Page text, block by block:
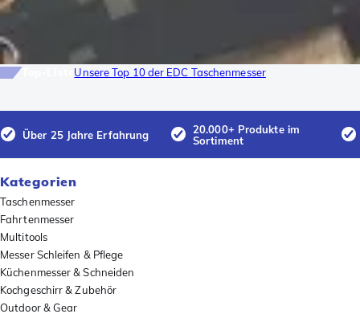
Unsere Top 10 der EDC Taschenmesser
Über 25 Jahre Erfahrung
20.000+ Produkte im
Sortiment
Kategorien
Taschenmesser
Fahrtenmesser
Multitools
Messer Schleifen & Pflege
Küchenmesser & Schneiden
Kochgeschirr & Zubehör
Outdoor & Gear